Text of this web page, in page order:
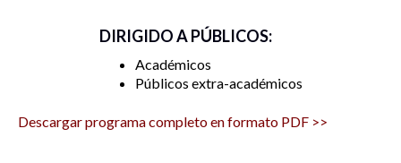
DIRIGIDO A PÚBLICOS:
Académicos
Públicos extra-académicos
Descargar programa completo en formato PDF >>